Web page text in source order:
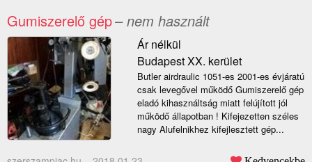
Gumiszerelő gép– nem használt
Ár nélkül
Budapest XX. kerület
Butler airdraulic 1051-es 2001-es évjáratú
csak levegővel működő Gumiszerelő gép
eladó kihasználtság miatt felújított jól
működő állapotban ! Kifejezetten széles
nagy Alufelnikhez kifejlesztett gép...